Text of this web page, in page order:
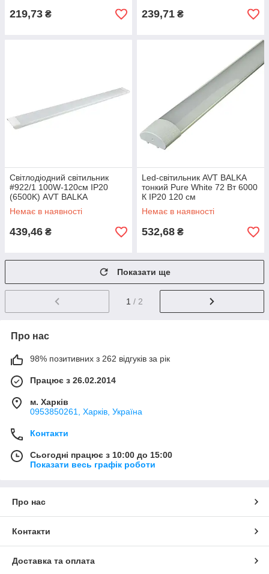
219,73 ₴ 239,71 ₴
Світлодіодний світильник
#922/1 100W-120см IP20
(6500K) АVT BALKA
Немає в наявності
439,46 ₴
Led-світильник AVT BALKA
тонкий Pure White 72 Вт 6000
К IP20 120 см
Немає в наявності
532,68 ₴
Показати ще
1 / 2
Про нас
98% позитивних з 262 відгуків за рік
Працює з 26.02.2014
м. Харків
0953850261, Харків, Україна
Контакти
Сьогодні працює з 10:00 до 15:00
Показати весь графік роботи
Про нас
Контакти
Доставка та оплата